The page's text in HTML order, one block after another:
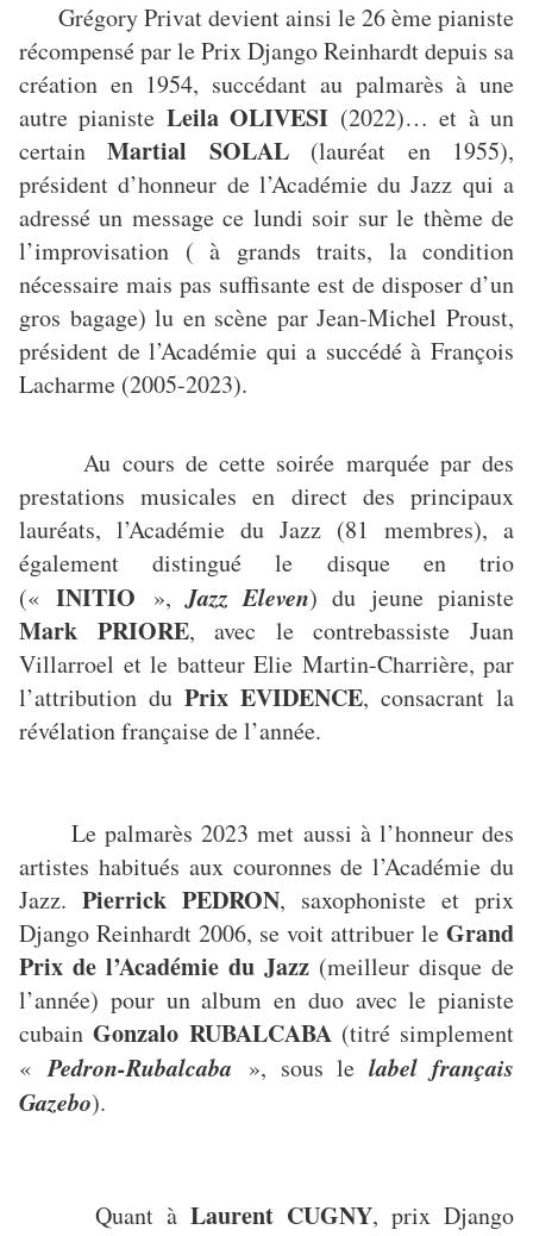
Grégory Privat devient ainsi le 26 ème pianiste
récompensé par le Prix Django Reinhardt depuis sa
création en 1954, succédant au palmarès à une
autre pianiste Leila OLIVESI (2022)… et à un
certainMartial SOLAL(lauréat en 1955),
président d’honneur de l’Académie du Jazz qui a
adressé un message ce lundi soir sur le thème de
l’improvisation ( à grands traits, la condition
nécessaire mais pas suffisante est de disposer d’un
gros bagage) lu en scène par Jean-Michel Proust,
président de l’Académie qui a succédé à François
Lacharme (2005-2023).
Au cours de cette soirée marquée par des
prestations musicales en direct des principaux
lauréats, l’Académie du Jazz (81 membres), a
également distingué le disque en trio
(«INITIO »,Jazz Eleven) du jeune pianiste
Mark PRIORE, avec le contrebassiste Juan
Villarroel et le batteur Elie Martin-Charrière, par
l’attribution du Prix EVIDENCE, consacrant la
révélation française de l’année.
Le palmarès 2023 met aussi à l’honneur des
artistes habitués aux couronnes de l’Académie du
Jazz. Pierrick PEDRON, saxophoniste et prix
Django Reinhardt 2006, se voit attribuer le Grand
Prix de l’Académie du Jazz (meilleur disque de
l’année) pour un album en duo avec le pianiste
cubainGonzalo RUBALCABA(titré simplement
«Pedron-Rubalcaba », sous lelabel français
Gazebo).
Quant à Laurent CUGNY, prix Django